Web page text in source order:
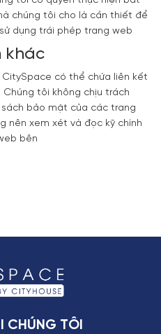
chúng tôi cho là cần thiết để
dụng trái phép trang web
khác
CitySpace có thể chứa liên kết
tôi không chịu trách
bảo mật của các trang
nên xem xét và đọc kỹ chính
bên
CHÚNG TÔI